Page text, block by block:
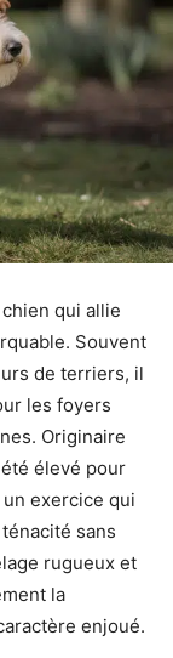
qui allie
Souvent
de terriers, il
les foyers
Originaire
élevé pour
exercice qui
sans
rugueux et
la
enjoué.